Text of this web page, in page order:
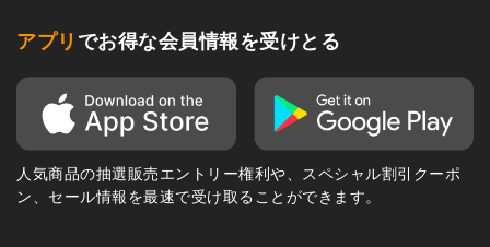
アプリ でお得な会員情報を受けとる
人気商品の抽選販売エントリー権利や、スペシャル割引クーポ
ン、セール情報を最速で受け取ることができます。